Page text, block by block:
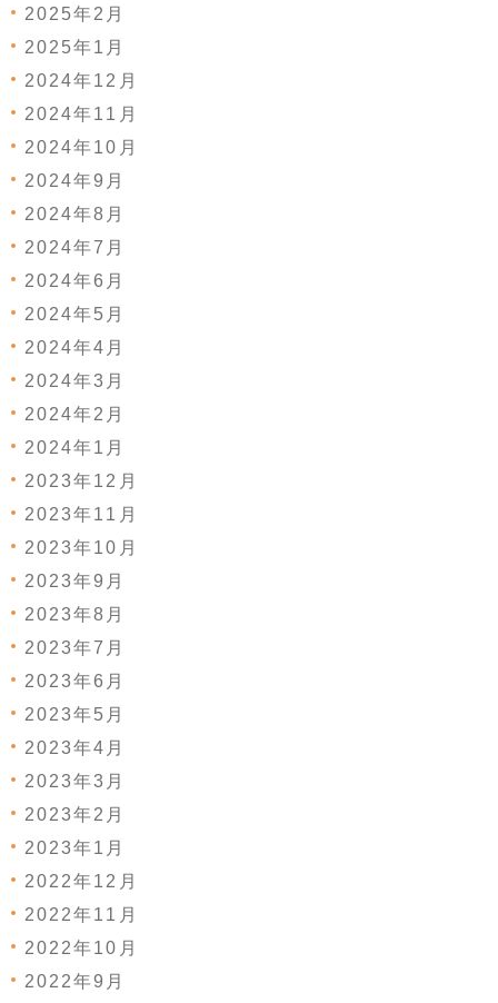
2025年2月
2025年1月
2024年12月
2024年11月
2024年10月
2024年9月
2024年8月
2024年7月
2024年6月
2024年5月
2024年4月
2024年3月
2024年2月
2024年1月
2023年12月
2023年11月
2023年10月
2023年9月
2023年8月
2023年7月
2023年6月
2023年5月
2023年4月
2023年3月
2023年2月
2023年1月
2022年12月
2022年11月
2022年10月
2022年9月